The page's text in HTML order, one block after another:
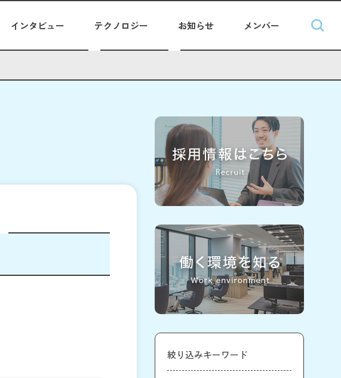
インタビュー テクノロジー お知らせ メンバー
絞り込みキーワード